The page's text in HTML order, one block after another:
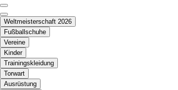
Weltmeisterschaft 2026
Fußballschuhe
Vereine
Kinder
Trainingskleidung
Torwart
Ausrüstung